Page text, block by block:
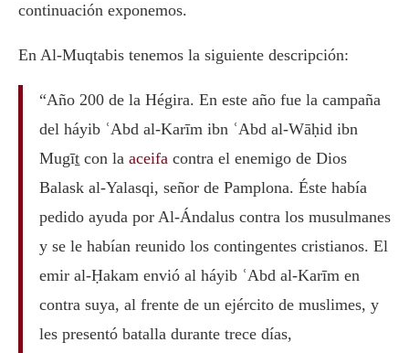
continuación exponemos.
En Al-Muqtabis tenemos la siguiente descripción:
“Año 200 de la Hégira. En este año fue la campaña
del háyib ʿAbd al-Karīm ibn ʿAbd al-Wāḥid ibn
Mugīṯ con la aceifacontra el enemigo de Dios
Balask al-Yalasqi, señor de Pamplona. Éste había
pedido ayuda por Al-Ándalus contra los musulmanes
y se le habían reunido los contingentes cristianos. El
emir al-Ḥakam envió al háyib ʿAbd al-Karīm en
contra suya, al frente de un ejército de muslimes, y
les presentó batalla durante trece días,